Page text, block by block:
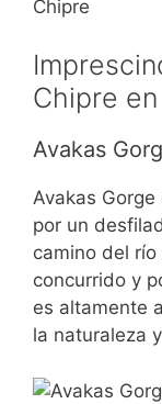
Chipre
Avakas
Avakas
por un
camino del
concurrido y
es altamente
la naturaleza